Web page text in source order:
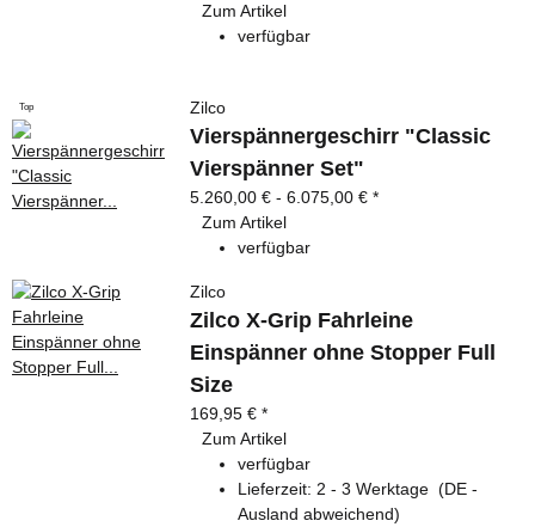
Zum Artikel
verfügbar
Top Zilco
Vierspännergeschirr "Classic
Vierspänner Set"
5.260,00 € -6.075,00 €*
Zum Artikel
verfügbar
Zilco
Zilco X-Grip Fahrleine
Einspänner ohne Stopper Full
Size
169,95 €*
Zum Artikel
verfügbar
Lieferzeit: 2 - 3 Werktage(DE -
Ausland abweichend)